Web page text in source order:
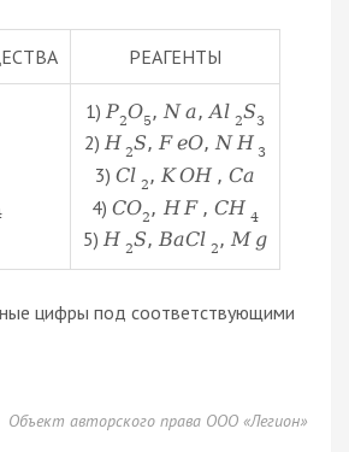
РЕАГЕНТЫ
1) P2O5 , Na, Al 2S3
2) H 2S, FeO, N H 3
3) Cl 2, KOH , Ca
4)CO2 , H F , CH 4
5)H 2S, BaCl 2, M g
цифры под соответствующими
Объект авторского права ООО «Легион»